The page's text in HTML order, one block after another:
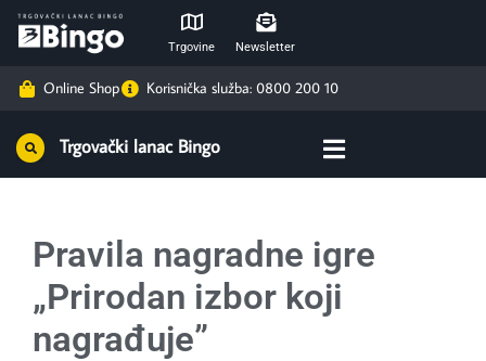
Trgovine Newsletter
Online Shop Korisnička služba: 0800 200 10
Trgovački lanac Bingo
Pravila nagradne igre
„Prirodan izbor koji
nagrađuje”